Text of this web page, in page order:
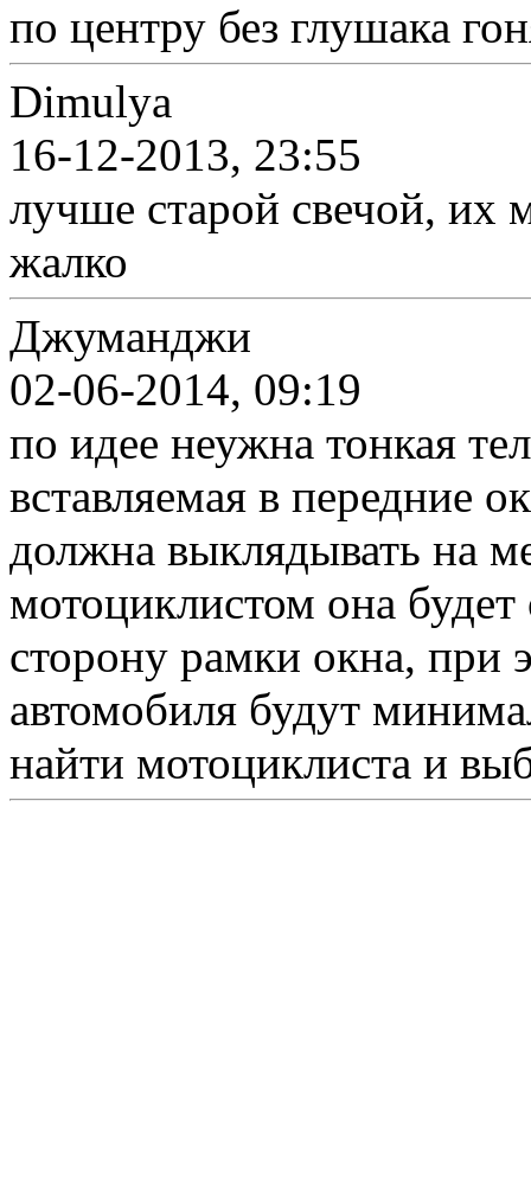
по центру без глушака
Dimulya
16-12-2013, 23:55
лучше старой свечой, их
жалко
Джуманджи
02-06-2014, 09:19
по идее неужна тонкая
вставляемая в передние
должна выклядывать на
мотоциклистом она
сторону рамки окна, при
автомобиля будут
найти мотоциклиста и